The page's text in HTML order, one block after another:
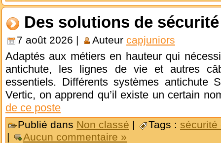
Des solutions de
7 août 2026 | Auteur capjuniors
Adaptés aux métiers en hauteur qui
antichute, les lignes de vie et autres
essentiels. Différents systèmes antichute
Vertic, on apprend qu’il existe un certain
de ce poste
Publié dans Non classé | Tags : sécurité
|
Aucun commentaire »